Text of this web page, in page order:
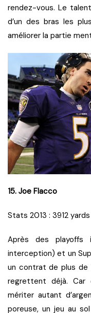
rendez-vous. Le
d’un des bras les
améliorer la partie
15. Joe Flacco
Stats 2013 : 3912
Après des playoffs
interception) et un
un contrat de plus de
regrettent déjà. Car
mériter autant
poreuse, un jeu au